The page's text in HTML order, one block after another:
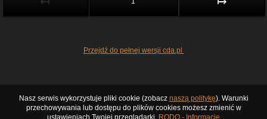
Przejdź do pełnej wersji cda.pl
Nasz serwis wykorzystuje pliki cookie (zobacz naszą politykę). Warunki
przechowywania lub dostępu do plików cookies możesz zmienić w
ustawieniach Twojej przeglądarki.
RODO - Informacje